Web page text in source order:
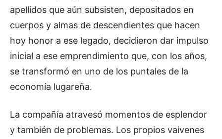
apellidos que aún subsisten, depositados en
cuerpos y almas de descendientes que hacen
hoy honor a ese legado, decidieron dar impulso
inicial a ese emprendimiento que, con los años,
se transformó en uno de los puntales de la
economía lugareña.
La compañía atravesó momentos de esplendor
y también de problemas. Los propios vaivenes